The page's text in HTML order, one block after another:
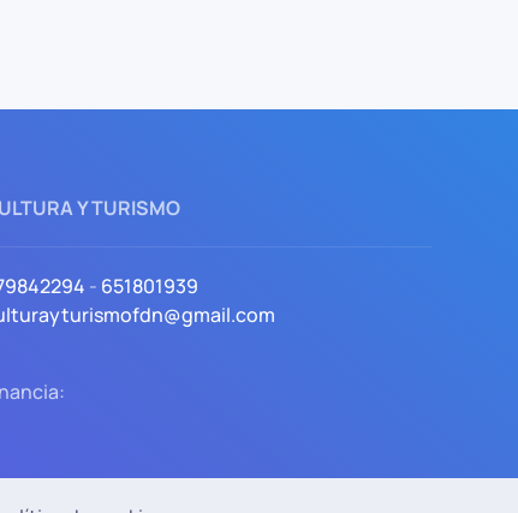
Y TURISMO
- 651801939